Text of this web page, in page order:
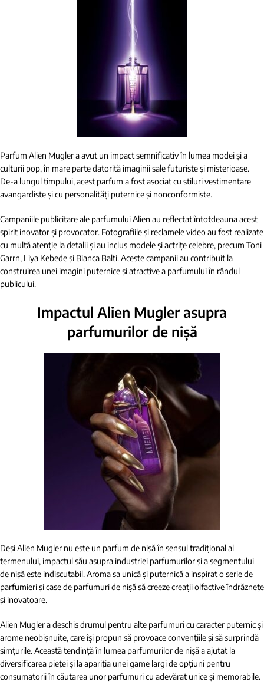
Parfum Alien Mugler a avut un impact semnificativ în lumea modei și a
culturii pop, în mare parte datorită imaginii sale futuriste și misterioase.
De-a lungul timpului, acest parfum a fost asociat cu stiluri vestimentare
avangardiste și cu personalități puternice și nonconformiste.
Campaniile publicitare ale parfumului Alien au reflectat întotdeauna acest
spirit inovator și provocator. Fotografiile și reclamele video au fost realizate
cu multă atenție la detalii și au inclus modele și actrițe celebre, precum Toni
Garrn, Liya Kebede și Bianca Balti. Aceste campanii au contribuit la
construirea unei imagini puternice și atractive a parfumului în rândul
publicului.
Impactul Alien Mugler asupra
parfumurilor de nișă
Deși Alien Mugler nu este un parfum de nișă în sensul tradițional al
termenului, impactul său asupra industriei parfumurilor și a segmentului
de nișă este indiscutabil. Aroma sa unică și puternică a inspirat o serie de
parfumieri și case de parfumuri de nișă să creeze creații olfactive îndrăznețe
și inovatoare.
Alien Mugler a deschis drumul pentru alte parfumuri cu caracter puternic și
arome neobișnuite, care își propun să provoace convențiile și să surprindă
simțurile. Această tendință în lumea parfumurilor de nișă a ajutat la
diversificarea pieței și la apariția unei game largi de opțiuni pentru
consumatorii în căutarea unor parfumuri cu adevărat unice și memorabile.